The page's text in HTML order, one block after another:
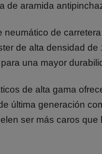
de aramida
neumático de
de alta densidad
una mayor
de alta gama
última generación
ser más caros